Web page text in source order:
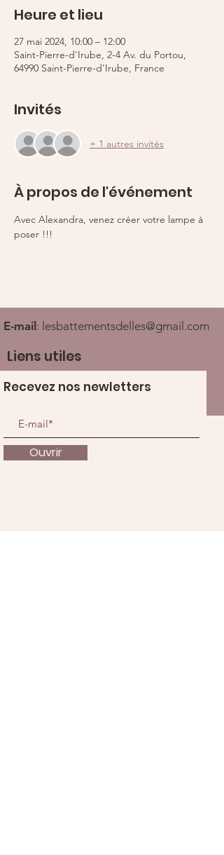
Heure et lieu
27 mai 2024, 10:00 – 12:00
Saint-Pierre-d'Irube, 2-4 Av. du Portou,
64990 Saint-Pierre-d'Irube, France
Invités
+ 1 autres invités
À propos de l'événement
Avec Alexandra, venez créer votre lampe à
poser !!!
E-mail : lesbattementsdelles@gmail.com
Liens utiles
Recevez nos newletters
Ouvrir